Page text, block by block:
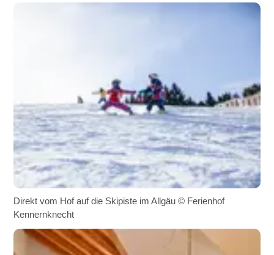
Direkt vom Hof auf die Skipiste im Allgäu © Ferienhof
Kennernknecht